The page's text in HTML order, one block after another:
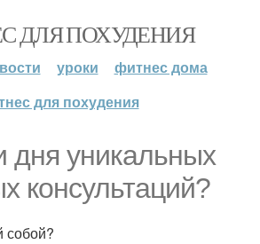
ДЛЯ ПОХУДЕНИЯ
уроки
фитнес дома
для похудения
дня уникальных
консультаций?
собой?